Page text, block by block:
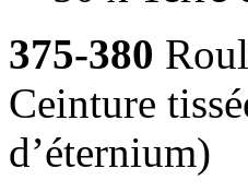
375-380
Ceinture
d’éternium)